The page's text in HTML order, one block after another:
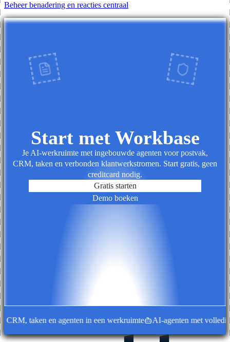
Beheer benadering en reacties centraal
Start met Workbase
Je AI-werkruimte met ingebouwde agenten voor postvak,
CRM, taken en verbonden klantwerkstromen. Start gratis, geen
creditcard nodig.
Gratis starten
Demo boeken
taken en agenten in een werkruimte AI-agenten met